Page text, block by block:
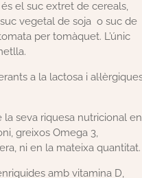
el suc extret de cereals,
vegetal de soja o suc de
per tomàquet. L’únic
a la lactosa i
seva riquesa nutricional en
greixos Omega 3,
ni en la mateixa quantitat.
amb vitamina D,